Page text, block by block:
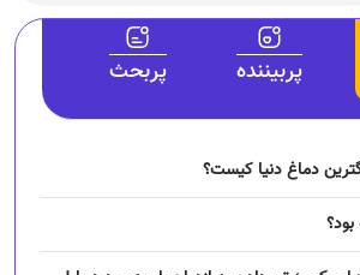
پربیننده پربحث
دماغ دنیا کیست؟